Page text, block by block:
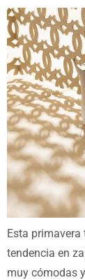
Esta primavera
tendencia en
muy cómodas